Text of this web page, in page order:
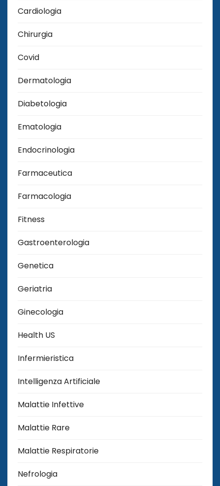
Cardiologia
Chirurgia
Covid
Dermatologia
Diabetologia
Ematologia
Endocrinologia
Farmaceutica
Farmacologia
Fitness
Gastroenterologia
Genetica
Geriatria
Ginecologia
Health US
Infermieristica
Intelligenza Artificiale
Malattie Infettive
Malattie Rare
Malattie Respiratorie
Nefrologia